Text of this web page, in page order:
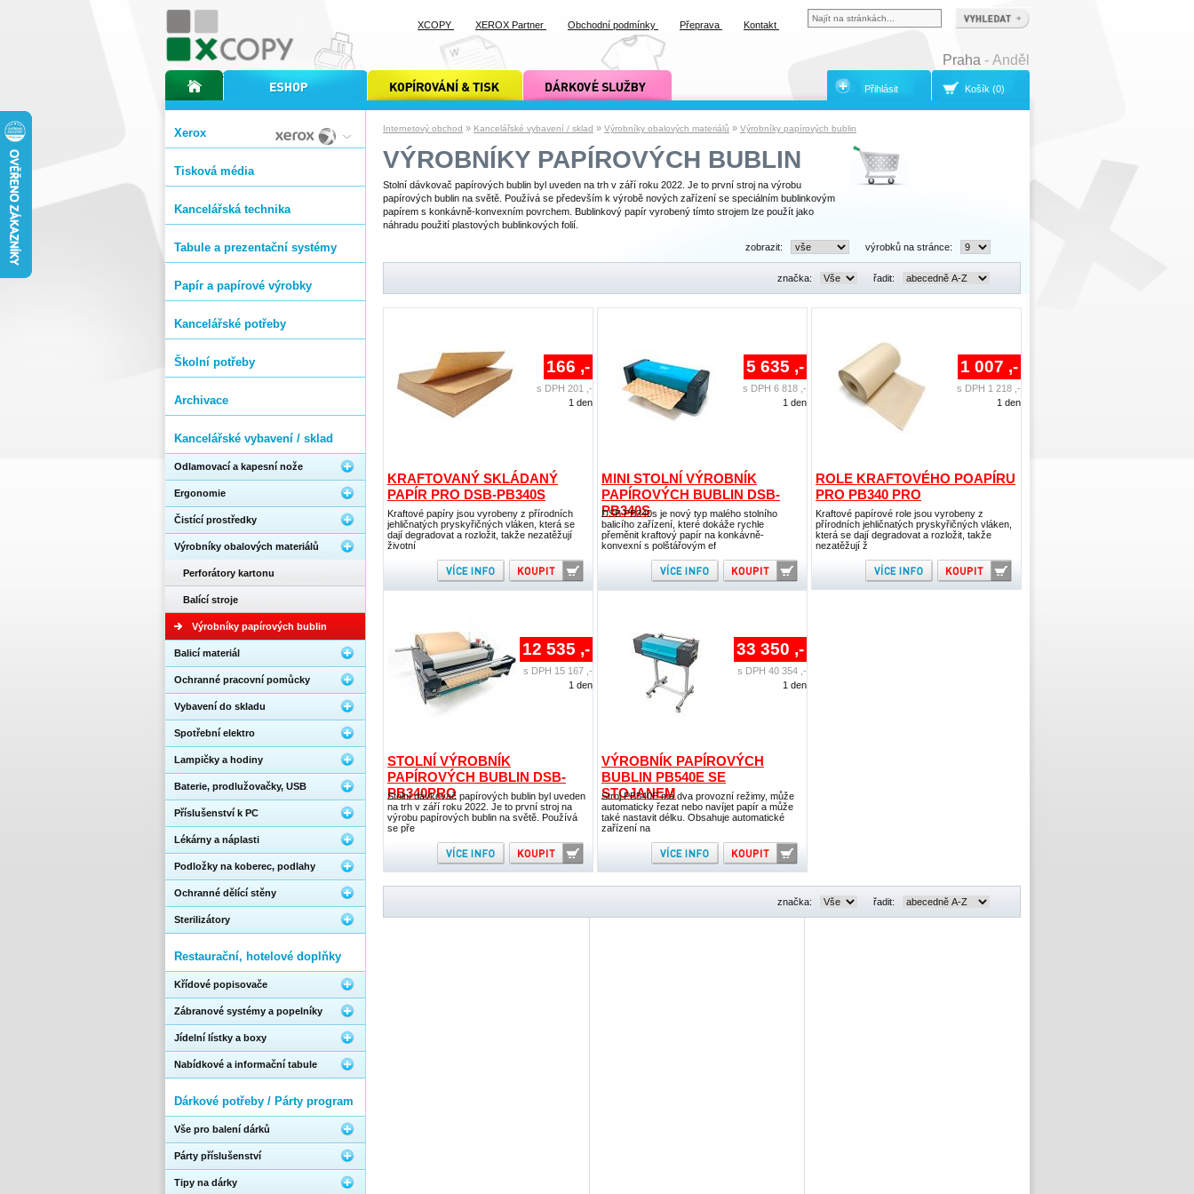
Internetový obchod » Kancelářské vybavení / sklad » Výrobníky obalových materiálů » Výrobníky papírových bublin
VÝROBNÍKY PAPÍROVÝCH BUBLIN
Stolní dávkovač papírových bublin byl uveden na trh v září roku 2022. Je to první stroj na výrobu
papírových bublin na světě. Používá se především k výrobě nových zařízení se speciálním bublinkovým
papírem s konkávně-konvexním povrchem. Bublinkový papír vyrobený tímto strojem lze použít jako
náhradu použití plastových bublinkových folií.
zobrazit: výrobků na stránce:
značka: řadit:
KRAFTOVANÝ SKLÁDANÝ
PAPÍR PRO DSB-PB340S
Kraftové papíry jsou vyrobeny z přírodních
jehličnatých pryskyřičných vláken, která se
dají degradovat a rozložit, takže nezatěžují
životní
166 ,-
s DPH 201 ,-
1 den
MINI STOLNÍ VÝROBNÍK
PAPÍROVÝCH BUBLIN DSB-
PB340S
DSB PB340s je nový typ malého stolního
balicího zařízení, které dokáže rychle
přeměnit kraftový papír na konkávně-
konvexní s polštářovým ef
5 635 ,-
s DPH 6 818 ,-
1 den
ROLE KRAFTOVÉHO POAPÍRU
PRO PB340 PRO
Kraftové papírové role jsou vyrobeny z
přírodních jehličnatých pryskyřičných vláken,
která se dají degradovat a rozložit, takže
nezatěžují ž
1 007 ,-
s DPH 1 218 ,-
1 den
STOLNÍ VÝROBNÍK
PAPÍROVÝCH BUBLIN DSB-
PB340PRO
Stolní dávkovač papírových bublin byl uveden
na trh v září roku 2022. Je to první stroj na
výrobu papírových bublin na světě. Používá
se pře
12 535 ,-
s DPH 15 167 ,-
1 den
VÝROBNÍK PAPÍROVÝCH
BUBLIN PB540E SE
STOJANEM
Stroj PB540E má dva provozní režimy, může
automaticky řezat nebo navíjet papír a může
také nastavit délku. Obsahuje automatické
zařízení na
33 350 ,-
s DPH 40 354 ,-
1 den
značka: řadit:
Xerox
Tisková média
Kancelářská technika
Tabule a prezentační systémy
Papír a papírové výrobky
Kancelářské potřeby
Školní potřeby
Archivace
Kancelářské vybavení / sklad
Odlamovací a kapesní nože
Ergonomie
Čistící prostředky
Výrobníky obalových materiálů
Perforátory kartonu
Balící stroje
Výrobníky papírových bublin
Balicí materiál
Ochranné pracovní pomůcky
Vybavení do skladu
Spotřební elektro
Lampičky a hodiny
Baterie, prodlužovačky, USB
Příslušenství k PC
Lékárny a náplasti
Podložky na koberec, podlahy
Ochranné dělící stěny
Sterilizátory
Restaurační, hotelové doplňky
Křídové popisovače
Zábranové systémy a popelníky
Jídelní lístky a boxy
Nabídkové a informační tabule
Dárkové potřeby / Párty program
Vše pro balení dárků
Párty příslušenství
Tipy na dárky
úvodní stránka xcopyinternetový obchod xcopy kopírování a tisk xcopy dárkové služby xcopy
XCOPY XEROX Partner Obchodní podmínky Přeprava Kontakt
Praha - Anděl
Košík (0)
Přihlásit